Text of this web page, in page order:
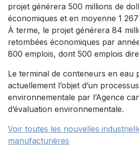
projet générera 500 millions de
économiques et en moyenne 1
À terme, le projet générera 84
retombées économiques par
800 emplois, dont 500 emplois
Le terminal de conteneurs en eau
actuellement l’objet d’un
environnementale par l’Agence
d’évaluation environnementale.
Voir toutes les nouvelles
manufacturières